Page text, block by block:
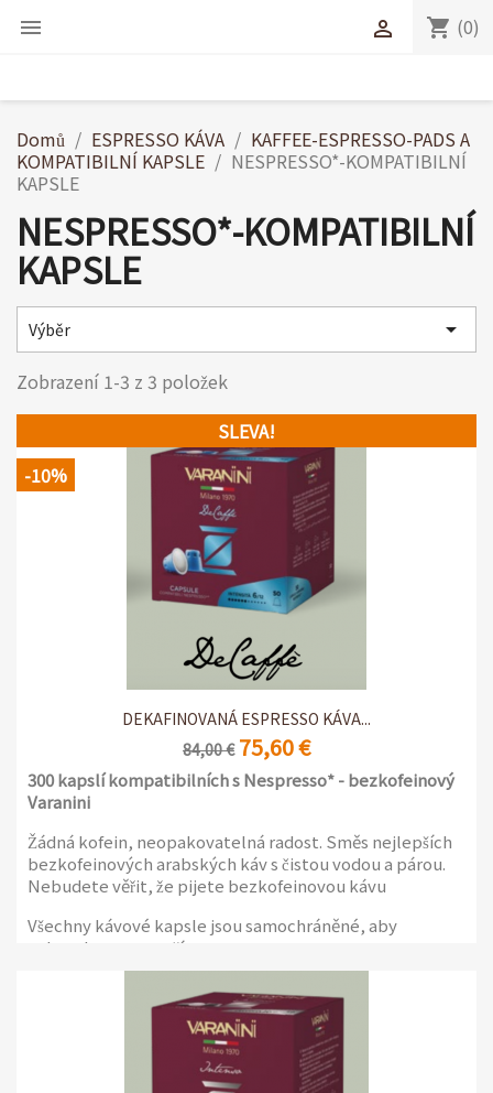
 shopping_cart (0)

Domů ESPRESSO KÁVA
KAFFEE-ESPRESSO-PADS A
KOMPATIBILNÍ KAPSLE
NESPRESSO*-KOMPATIBILNÍ
KAPSLE
NESPRESSO*-KOMPATIBILNÍ
KAPSLE
Výběr

Zobrazení 1-3 z 3 položek
DEKAFINOVANÁ ESPRESSO KÁVA...
84,00 € 75,60 €
300 kapslí kompatibilních s Nespresso* - bezkofeinový
Varanini
Žádná kofein, neopakovatelná radost. Směs nejlepších
bezkofeinových arabských káv s čistou vodou a párou.
Nebudete věřit, že pijete bezkofeinovou kávu
Všechny kávové kapsle jsou samochráněné, aby
uchovaly aroma naší espressa.
Nyní si kvalitu Varanini můžete vychutnat doma, stejně
jako v kanceláři, díky nové řadě kávových kapslí a
podložek, které jsou vyrobeny tak, aby dosáhly
maximálního aroma a jedinečné chuti, která
charakterizuje kávu Varanini řady Bar.
SLEVA!
-10%